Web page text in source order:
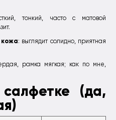
тонкий, часто с матовой
: выглядит солидно, приятная
рамка мягкая; как по мне,
(да,